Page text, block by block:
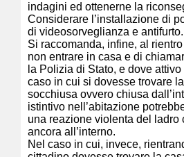
indagini ed ottenerne la
Considerare l’installazione di
di videosorveglianza e antifurto.
Si raccomanda, infine, al
non entrare in casa e di
la Polizia di Stato, e dove
caso in cui si dovesse trovare
socchiusa ovvero chiusa
istintivo nell’abitazione
una reazione violenta del ladro
ancora all’interno.
Nel caso in cui, invece,